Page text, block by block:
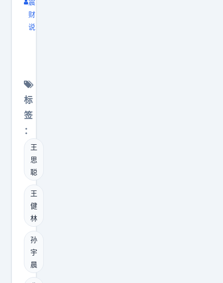
就
在
一
家
企
正
在
市
场
上
高
歌
猛
进
，
早
0
年
万
可
真
不
是
一
笔
小
钱
。
这
事
得
从
震
财
说
身
价
超
王
健
林
家
族
发
文
反
讽
王
思
标
签
：
王
思
聪
王
健
林
孙
宇
晨